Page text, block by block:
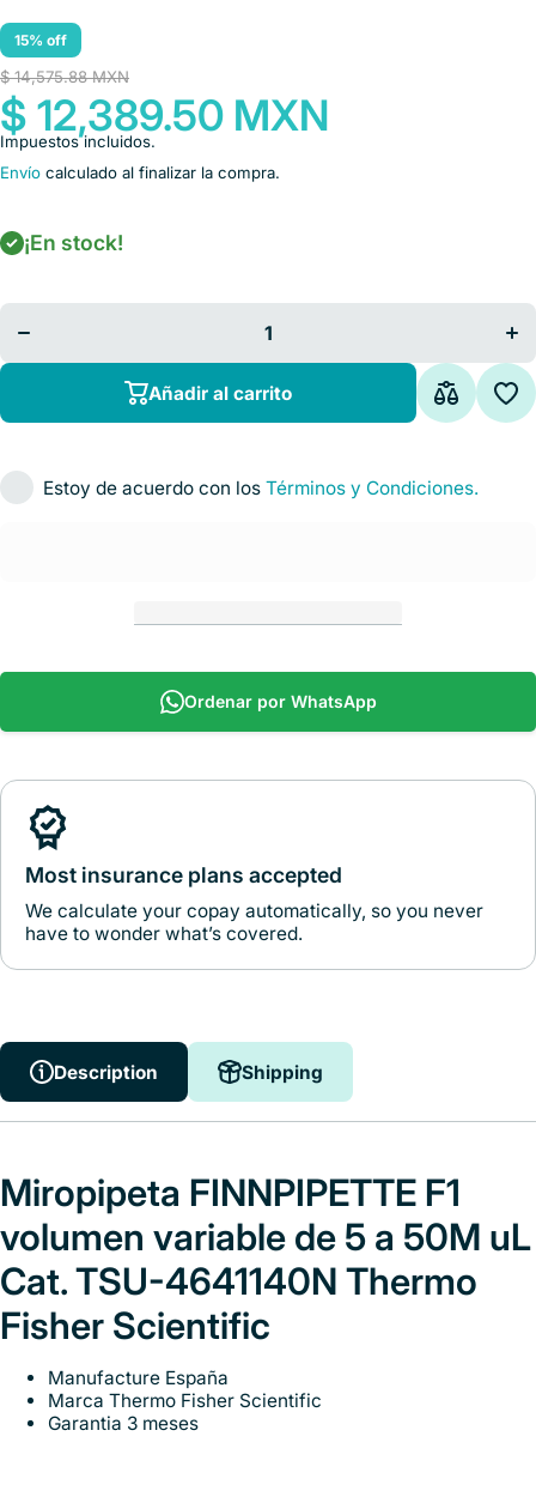
15% off
$ 14,575.88 MXN
$ 12,389.50 MXN
Impuestos incluidos.
Envío calculado al finalizar la compra.
¡En stock!
Disminuir
cantidad para
variable de 5 a
TSU-
Scientific
Añadir al carrito
Estoy de acuerdo con los Términos y Condiciones.
Ordenar por WhatsApp
Most insurance plans accepted
We calculate your copay automatically, so you never
have to wonder what’s covered.
Description Shipping
Miropipeta FINNPIPETTE F1
volumen variable de 5 a 50M uL
Cat. TSU-4641140N Thermo
Fisher Scientific
Manufacture España
Marca Thermo Fisher Scientific
Garantia 3 meses